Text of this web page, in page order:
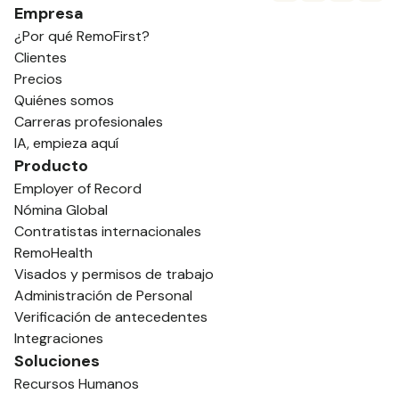
Empresa
¿Por qué RemoFirst?
Clientes
Precios
Quiénes somos
Carreras profesionales
IA, empieza aquí
Producto
Employer of Record
Nómina Global
Contratistas internacionales
RemoHealth
Visados y permisos de trabajo
Administración de Personal
Verificación de antecedentes
Integraciones
Soluciones
Recursos Humanos